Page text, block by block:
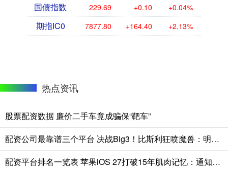
国债指数 229.69 +0.10 +0.04%
期指IC0 7877.80 +164.40 +2.13%
热点资讯
股票配资数据 廉价二手车竟成骗保“靶车”
配资公司最靠谱三个平台 决战Big3！比斯利狂喷魔兽：明天拿你当猴耍！看我狠狠干爆你！
配资平台排名一览表 苹果iOS 27打破15年肌肉记忆：通知下滑手势从中央改为左上角